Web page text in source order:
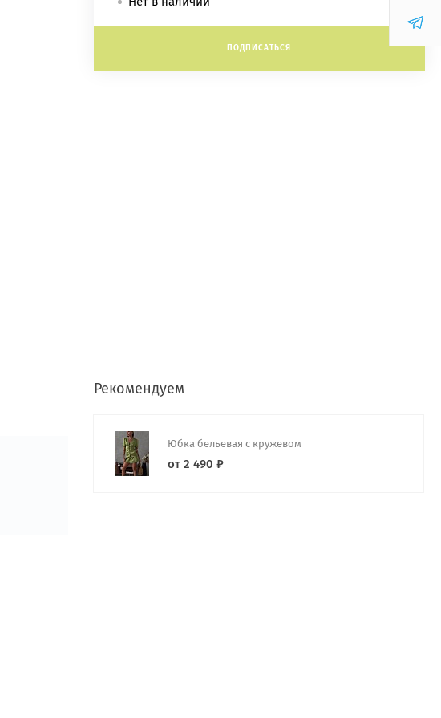
ПОДПИСАТЬСЯ
Рекомендуем
Юбка бельевая с кружевом
от 2 490 ₽